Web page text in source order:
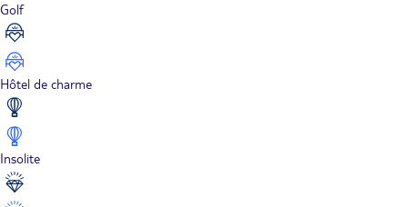
Golf
Hôtel de charme
Insolite